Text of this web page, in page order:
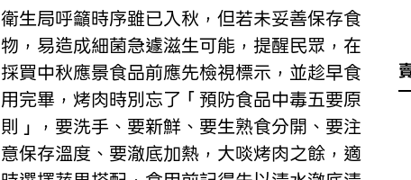
衛生局呼籲時序雖已入秋，但若未妥善保存食
物，易造成細菌急遽滋生可能，提醒民眾，在
採買中秋應景食品前應先檢視標示，並趁早食
用完畢，烤肉時別忘了「預防食品中毒五要原
則」，要洗手、要新鮮、要生熟食分開、要注
意保存溫度、要澈底加熱，大啖烤肉之餘，適